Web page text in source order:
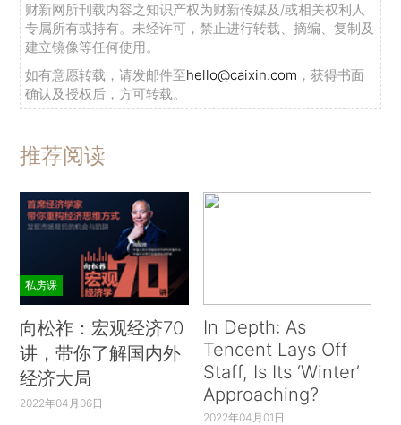
财新网所刊载内容之知识产权为财新传媒及/或相关权利人
专属所有或持有。未经许可，禁止进行转载、摘编、复制及
建立镜像等任何使用。
如有意愿转载，请发邮件至hello@caixin.com ，获得书面
确认及授权后，方可转载。
推荐阅读
私房课
向松祚：宏观经济70
讲，带你了解国内外
经济大局
2022年04月06日
In Depth: As
Tencent Lays Off
Staff, Is Its ‘Winter’
Approaching?
2022年04月01日